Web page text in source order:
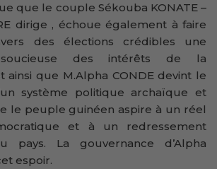
que le couple Sékouba KONATE –
dirige , échoue également à faire
des élections crédibles une
soucieuse des intérêts de la
ainsi que M.Alpha CONDE devint le
système politique archaïque et
le peuple guinéen aspire à un réel
et à un redressement
pays. La gouvernance d’Alpha
espoir.